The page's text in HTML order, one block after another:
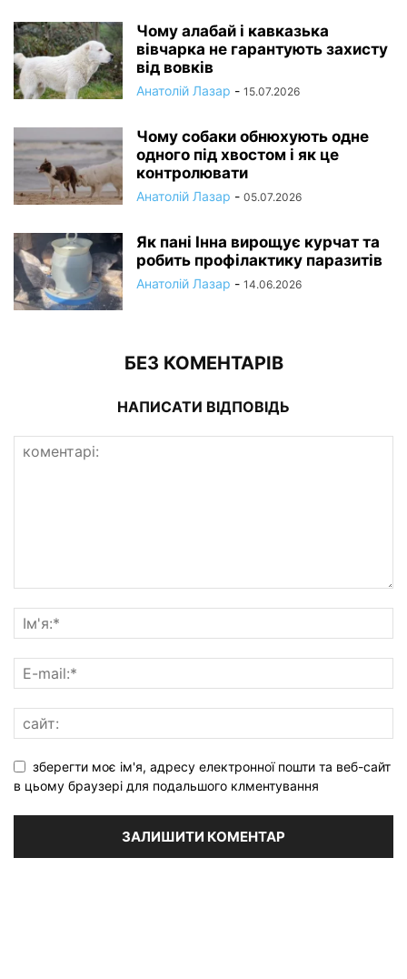
Чому алабай і кавказька
вівчарка не гарантують захисту
від вовків
Анатолій Лазар - 15.07.2026
Чому собаки обнюхують одне
одного під хвостом і як це
контролювати
Анатолій Лазар - 05.07.2026
Як пані Інна вирощує курчат та
робить профілактику паразитів
Анатолій Лазар - 14.06.2026
БЕЗ КОМЕНТАРІВ
НАПИСАТИ ВІДПОВІДЬ
зберегти моє ім'я, адресу електронної пошти та веб-сайт
в цьому браузері для подальшого клментування